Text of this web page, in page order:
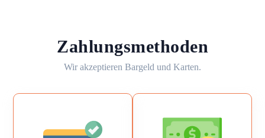
Zahlungsmethoden
Wir akzeptieren Bargeld und Karten.